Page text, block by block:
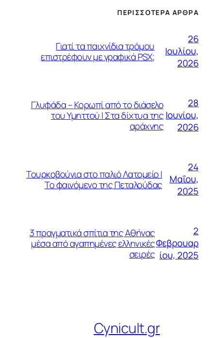
ΠΕΡΙΣΣΌΤΕΡΑ ΆΡΘΡΑ
Γιατί τα παιχνίδια τρόμου
επιστρέφουν με γραφικά PSX;
26
Ιουλίου,
2026
Γλυφάδα – Κορωπί από το διάσελο
του Υμηττού | Στα δίχτυα της
αράχνης
28
Ιουνίου,
2026
Τουρκοβούνια στο παλιό Λατομείο |
Το φαινόμενο της Πεταλούδας
24
Μαΐου,
2025
3 πραγματικά σπίτια της Αθήνας
μέσα από αγαπημένες ελληνικές
σειρές
2
Φεβρουαρ
ίου, 2025
Cynicult.gr